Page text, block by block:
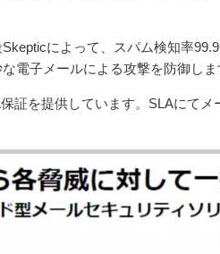
によって、スパム検知率
電子メールによる攻撃を防御しま
証を提供しています。SLAにて